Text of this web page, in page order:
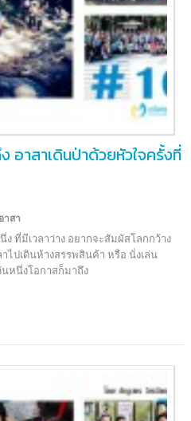
อาสาเดินป่าด้วยหัวใจครั้งที่
าสา
ที่มีเวลาว่าง อยากจะสัมผัสโลกกว้าง
ไปเดินห้างสรรพสินค้า หรือ นั่งเล่น
หนึ่งโอกาสก็มาถึง